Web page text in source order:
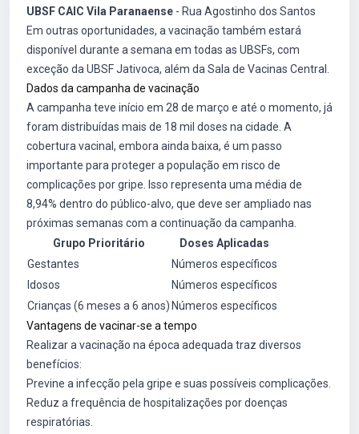
UBSF CAIC Vila Paranaense - Rua Agostinho dos Santos
Em outras oportunidades, a vacinação também estará
disponível durante a semana em todas as UBSFs, com
exceção da UBSF Jativoca, além da Sala de Vacinas Central.
Dados da campanha de vacinação
A campanha teve início em 28 de março e até o momento, já
foram distribuídas mais de 18 mil doses na cidade. A
cobertura vacinal, embora ainda baixa, é um passo
importante para proteger a população em risco de
complicações por gripe. Isso representa uma média de
8,94% dentro do público-alvo, que deve ser ampliado nas
próximas semanas com a continuação da campanha.
Grupo Prioritário
Doses Aplicadas
Gestantes
Números específicos
Idosos
Números específicos
Crianças (6 meses a 6 anos) Números específicos
Vantagens de vacinar-se a tempo
Realizar a vacinação na época adequada traz diversos
benefícios:
Previne a infecção pela gripe e suas possíveis complicações.
Reduz a frequência de hospitalizações por doenças
respiratórias.